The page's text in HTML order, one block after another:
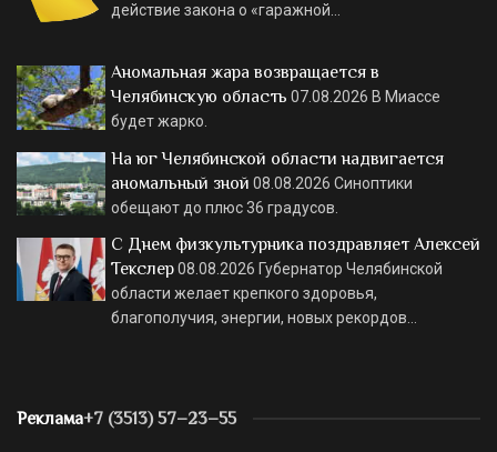
действие закона о «гаражной…
Аномальная жара возвращается в
Челябинскую область 07.08.2026 В Миассе
будет жарко.
На юг Челябинской области надвигается
аномальный зной 08.08.2026 Синоптики
обещают до плюс 36 градусов.
С Днем физкультурника поздравляет Алексей
Текслер08.08.2026 Губернатор Челябинской
области желает крепкого здоровья,
благополучия, энергии, новых рекордов…
Реклама+7 (3513) 57–23–55